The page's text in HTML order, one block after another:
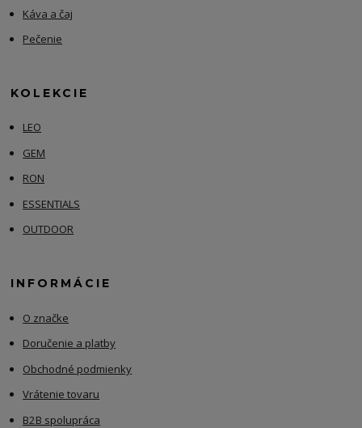
Káva a čaj
Pečenie
KOLEKCIE
LEO
GEM
RON
ESSENTIALS
OUTDOOR
INFORMÁCIE
O značke
Doručenie a platby
Obchodné podmienky
Vrátenie tovaru
B2B spolupráca